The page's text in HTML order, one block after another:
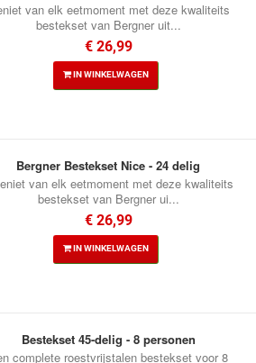
van elk eetmoment met deze kwaliteits
bestekset van Bergner uit...
€ 26,99
IN WINKELWAGEN
Bergner Bestekset Nice - 24 delig
van elk eetmoment met deze kwaliteits
bestekset van Bergner ui...
€ 26,99
IN WINKELWAGEN
Bestekset 45-delig - 8 personen
complete roestvrijstalen bestekset voor 8